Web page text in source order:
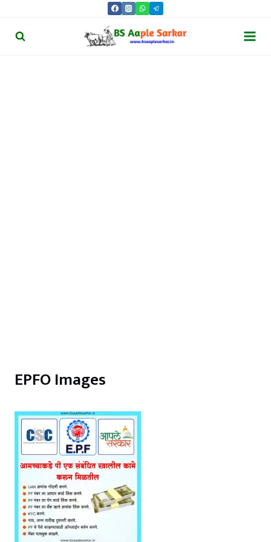
EPFO Images